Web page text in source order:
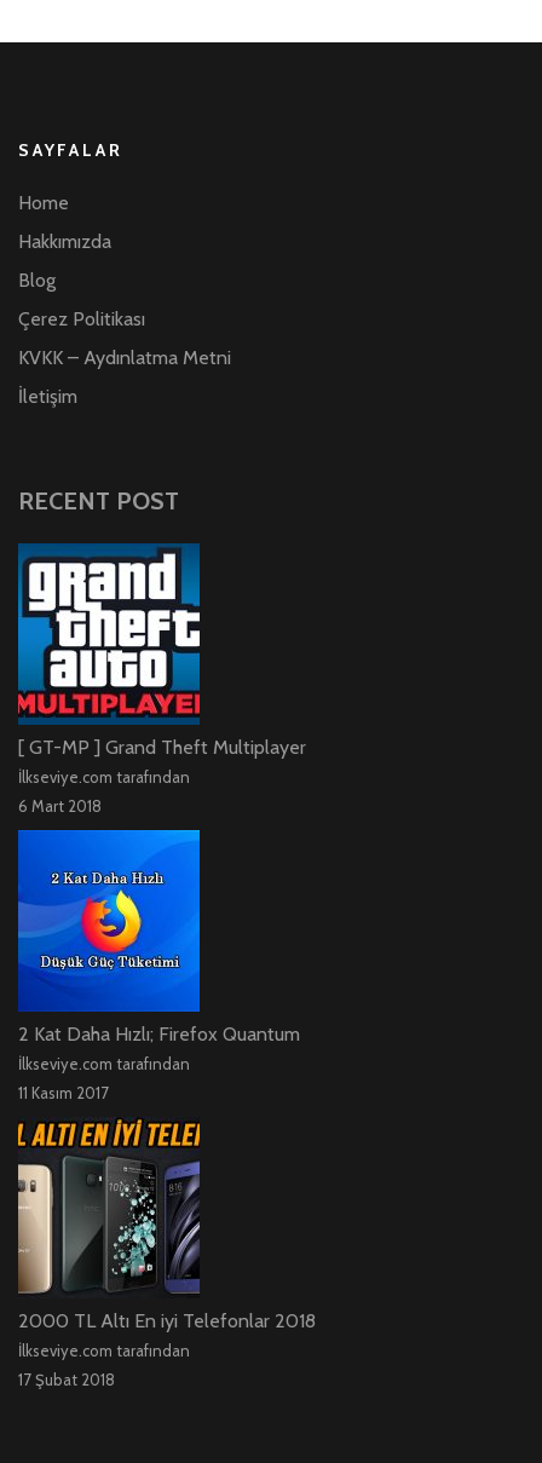
SAYFALAR
Home
Hakkımızda
Blog
Çerez Politikası
KVKK – Aydınlatma Metni
İletişim
RECENT POST
[ GT-MP ] Grand Theft Multiplayer
İlkseviye.com tarafından
6 Mart 2018
2 Kat Daha Hızlı; Firefox Quantum
İlkseviye.com tarafından
11 Kasım 2017
2000 TL Altı En iyi Telefonlar 2018
İlkseviye.com tarafından
17 Şubat 2018